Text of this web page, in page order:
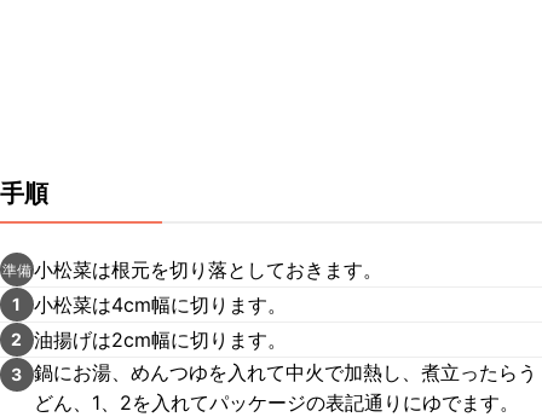
手順
準備小松菜は根元を切り落としておきます。
1 小松菜は4cm幅に切ります。
2 油揚げは2cm幅に切ります。
3 鍋にお湯、めんつゆを入れて中火で加熱し、煮立ったらう
どん、1、2を入れてパッケージの表記通りにゆでます。